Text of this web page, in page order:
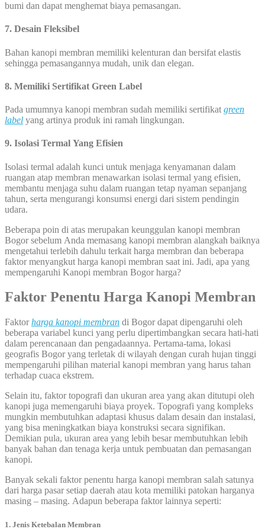
bumi dan dapat menghemat biaya pemasangan.
7. Desain Fleksibel
Bahan kanopi membran memiliki kelenturan dan bersifat elastis
sehingga pemasangannya mudah, unik dan elegan.
8. Memiliki Sertifikat Green Label
Pada umumnya kanopi membran sudah memiliki sertifikat green
label yang artinya produk ini ramah lingkungan.
9. Isolasi Termal Yang Efisien
Isolasi termal adalah kunci untuk menjaga kenyamanan dalam
ruangan atap membran menawarkan isolasi termal yang efisien,
membantu menjaga suhu dalam ruangan tetap nyaman sepanjang
tahun, serta mengurangi konsumsi energi dari sistem pendingin
udara.
Beberapa poin di atas merupakan keunggulan kanopi membran
Bogor sebelum Anda memasang kanopi membran alangkah baiknya
mengetahui terlebih dahulu terkait harga membran dan beberapa
faktor menyangkut harga kanopi membran saat ini. Jadi, apa yang
mempengaruhi Kanopi membran Bogor harga?
Faktor Penentu Harga Kanopi Membran
Faktorharga kanopi membran di Bogor dapat dipengaruhi oleh
beberapa variabel kunci yang perlu dipertimbangkan secara hati-hati
dalam perencanaan dan pengadaannya. Pertama-tama, lokasi
geografis Bogor yang terletak di wilayah dengan curah hujan tinggi
mempengaruhi pilihan material kanopi membran yang harus tahan
terhadap cuaca ekstrem.
Selain itu, faktor topografi dan ukuran area yang akan ditutupi oleh
kanopi juga memengaruhi biaya proyek. Topografi yang kompleks
mungkin membutuhkan adaptasi khusus dalam desain dan instalasi,
yang bisa meningkatkan biaya konstruksi secara signifikan.
Demikian pula, ukuran area yang lebih besar membutuhkan lebih
banyak bahan dan tenaga kerja untuk pembuatan dan pemasangan
kanopi.
Banyak sekali faktor penentu harga kanopi membran salah satunya
dari harga pasar setiap daerah atau kota memiliki patokan harganya
masing – masing. Adapun beberapa faktor lainnya seperti:
1. Jenis Ketebalan Membran